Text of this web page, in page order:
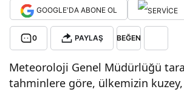
GOOGLE'DA ABONE OL
0 PAYLAŞ BEĞEN
Meteoroloji Genel Müdürlüğü
tahminlere göre, ülkemizin kuzey,
en
yanı
dön